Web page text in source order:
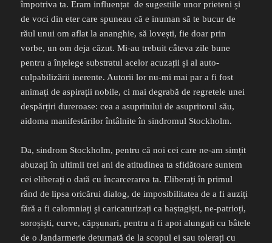
împotriva ta. Eram influențat de sugestiile unor prieteni și
de voci din eter care spuneau că e inuman să te bucur de
răul unui om aflat la ananghie, să lovești, fie doar prin
vorbe, un om deja căzut. Mi-au trebuit câteva zile bune
pentru a înțelege substratul acelor acuzații și al auto-
culpabilizării inerente. Autorii lor nu-mi mai par a fi fost
animați de aspirații nobile, ci mai degrabă de regretele unei
despărțiri dureroase: cea a asupritului de asupritorul său,
aidoma manifestărilor întâlnite în sindromul Stockholm.
Da, sindrom Stockholm, pentru că noi cei care ne-am simțit
abuzați în ultimii trei ani de atitudinea ta sfidătoare suntem
cei eliberați o dată cu încarcerarea ta. Eliberați în primul
rând de lipsa oricărui dialog, de imposibilitatea de a fi auziți
fără a fi calomniați și caricaturizați ca haștagiști, ne-patrioți,
soroșiști, curve, căpșunari, pentru a fi apoi alungați cu bâtele
de o Jandarmerie deturnată de la scopul ei sau tolerați cu